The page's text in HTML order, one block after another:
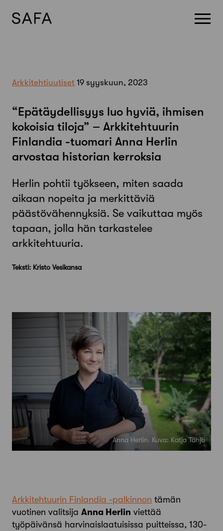
Arkkitehtiuutiset 19 syyskuun, 2023
“Epätäydellisyys luo hyviä, ihmisen
kokoisia tiloja” – Arkkitehtuurin
Finlandia -tuomari Anna Herlin
arvostaa historian kerroksia
Herlin pohtii työkseen, miten saada
aikaan nopeita ja merkittäviä
päästövähennyksiä. Se vaikuttaa myös
tapaan, jolla hän tarkastelee
arkkitehtuuria.
Teksti: Kristo Vesikansa
Anna Herlin. Kuva: Katja Tähjä
Arkkitehtuurin Finlandia -palkinnon tämän
vuotinen valitsija Anna Herlin viettää
työpäivänsä harvinais­laatuisissa puitteissa, 130-